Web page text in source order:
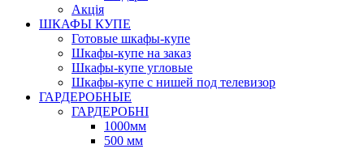
Акція
ШКАФЫ КУПЕ
Готовые шкафы-купе
Шкафы-купе на заказ
Шкафы-купе угловые
Шкафы-купе с нишей под телевизор
ГАРДЕРОБНЫЕ
ГАРДЕРОБНІ
1000мм
500 мм